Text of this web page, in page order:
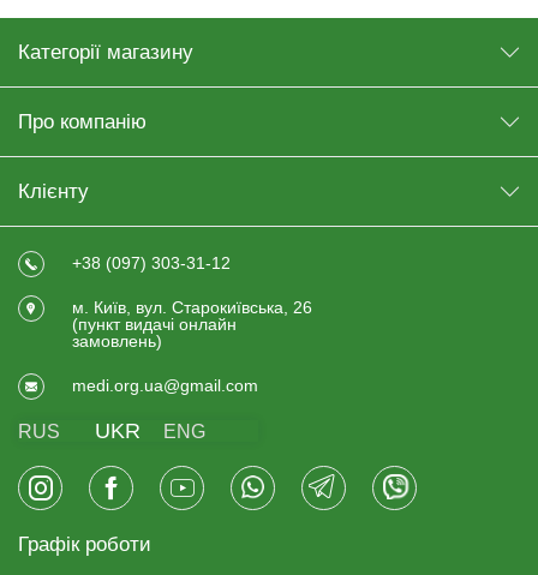
Категорії магазину
Про компанію
Клієнту
+38 (097) 303-31-12
м. Київ, вул. Старокиївська, 26
(пункт видачi онлайн
замовлень)
medi.org.ua@gmail.com
RUS UKR ENG
Графік роботи